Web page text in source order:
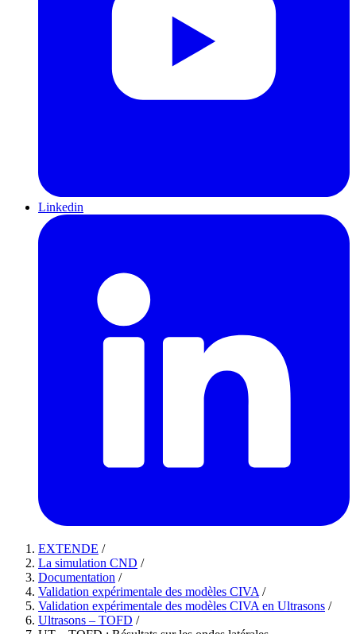
Linkedin
EXTENDE /
La simulation CND /
Documentation /
Validation expérimentale des modèles CIVA /
Validation expérimentale des modèles CIVA en Ultrasons /
Ultrasons – TOFD /